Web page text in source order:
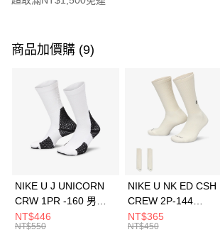
信用卡一次付款
3 期 0 利率 每期
合作金庫商業銀行
第一商業銀行
華南商業銀行
彰化商業銀行
上海商業儲蓄銀行
元大商業銀行
Apple Pay
全盈+PAY
AFTEE先享後付
商品加價購 (9)
NIKE U J UNICORN
CRW 1PR -160 男女
中統襪 FZ3393100
NT$446
NT$550
NIKE U NK ED CSH
CREW 2P-144
EMBRDY 男女 短統襪
FZ3073133
NT$365
NT$450